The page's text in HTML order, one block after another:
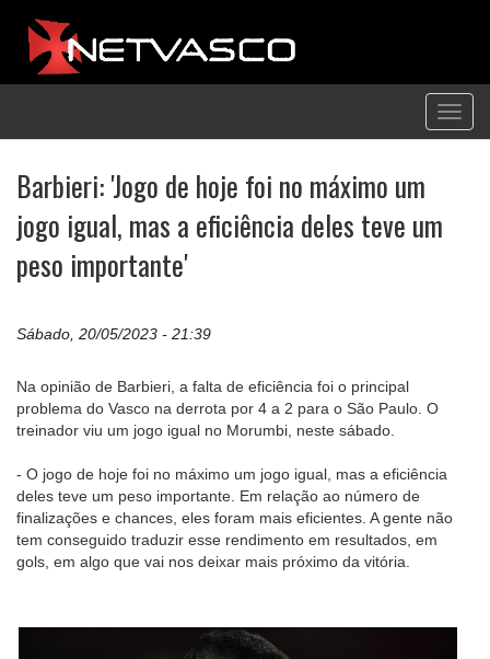
Barbieri: 'Jogo de hoje foi no máximo um
jogo igual, mas a eficiência deles teve um
peso importante'
Sábado, 20/05/2023 - 21:39
Na opinião de Barbieri, a falta de eficiência foi o principal
problema do Vasco na derrota por 4 a 2 para o São Paulo. O
treinador viu um jogo igual no Morumbi, neste sábado.
- O jogo de hoje foi no máximo um jogo igual, mas a eficiência
deles teve um peso importante. Em relação ao número de
finalizações e chances, eles foram mais eficientes. A gente não
tem conseguido traduzir esse rendimento em resultados, em
gols, em algo que vai nos deixar mais próximo da vitória.